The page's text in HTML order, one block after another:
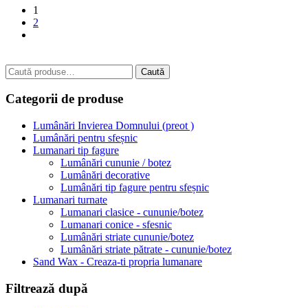
1
2
Caută
după:
Caută
Categorii de produse
Lumânări Invierea Domnului (preot )
Lumânări pentru sfeșnic
Lumanari tip fagure
Lumânări cununie / botez
Lumânări decorative
Lumânări tip fagure pentru sfeșnic
Lumanari turnate
Lumanari clasice - cununie/botez
Lumanari conice - sfesnic
Lumânări striate cununie/botez
Lumânări striate pătrate - cununie/botez
Sand Wax - Creaza-ti propria lumanare
Filtrează după